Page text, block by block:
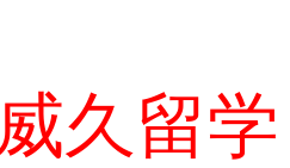
久留学